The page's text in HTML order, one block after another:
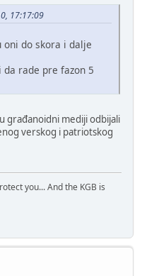
17:17:09
oni do skora i dalje
rade pre fazon 5
građanoidni mediji odbijali
verskog i patriotskog
you... And the KGB is